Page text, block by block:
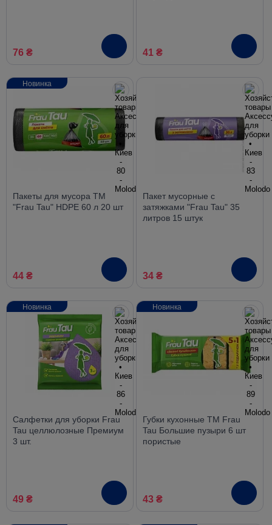
76 ₴ 41 ₴
Пакеты для мусора ТМ
"Frau Tau" HDPE 60 л 20 шт
44 ₴
Новинка
Пакет мусорные с
затяжками "Frau Tau" 35
литров 15 штук
34 ₴
Салфетки для уборки Frau
Tau целлюлозные Премиум
3 шт.
49 ₴
Новинка
Губки кухонные TM Frau
Tau Большие пузыри 6 шт
пористые
43 ₴
Новинка